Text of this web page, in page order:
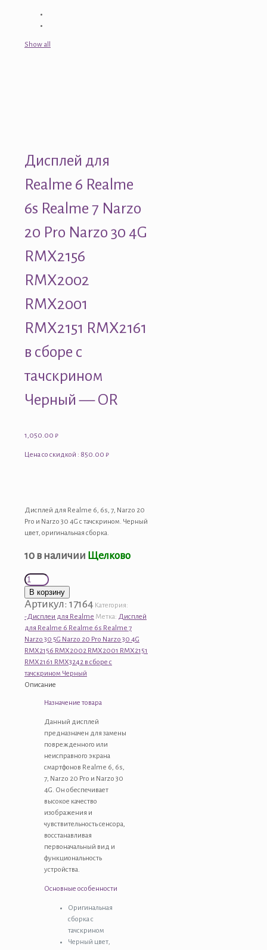
Show all
Дисплей для
Realme 6 Realme
6s Realme 7 Narzo
20 Pro Narzo 30 4G
RMX2156
RMX2002
RMX2001
RMX2151 RMX2161
в сборе с
тачскрином
Черный — OR
1,050.00 ₽
Цена со скидкой : 850.00 ₽
Дисплей для Realme 6, 6s, 7, Narzo 20
Pro и Narzo 30 4G с тачскрином. Черный
цвет, оригинальная сборка.
10 в наличии Щелково
Количество
товара
Дисплей
для
Realme
6
Realme
6s
7
RMX2156
RMX2002
RMX2001
RMX2151
RMX2161
тачскрином
Черный
В корзину
Артикул: 17164 Категория:
-Дисплеи для Realme Метка: Дисплей
для Realme 6 Realme 6s Realme 7
Narzo 30 5G Narzo 20 Pro Narzo 30 4G
RMX2156 RMX2002 RMX2001 RMX2151
RMX2161 RMX3242 в сборе с
тачскрином Черный
Описание
Назначение товара
Данный дисплей
предназначен для замены
поврежденного или
неисправного экрана
смартфонов Realme 6, 6s,
7, Narzo 20 Pro и Narzo 30
4G. Он обеспечивает
высокое качество
изображения и
чувствительность сенсора,
восстанавливая
первоначальный вид и
функциональность
устройства.
Основные особенности
Оригинальная
сборка с
тачскрином
Черный цвет,